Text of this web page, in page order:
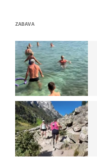
ZABAVA